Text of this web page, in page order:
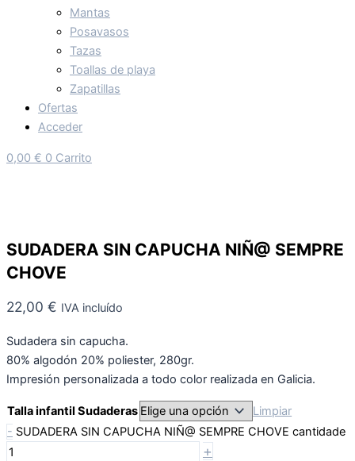
Mantas
Posavasos
Tazas
Toallas de playa
Zapatillas
Ofertas
Acceder
0,00 € 0 Carrito
SUDADERA SIN CAPUCHA NIÑ@ SEMPRE
CHOVE
22,00 € IVA incluído
Sudadera sin capucha.
80% algodón 20% poliester, 280gr.
Impresión personalizada a todo color realizada en Galicia.
Talla infantil Sudaderas
Limpiar
- SUDADERA SIN CAPUCHA NIÑ@ SEMPRE CHOVE cantidade
+